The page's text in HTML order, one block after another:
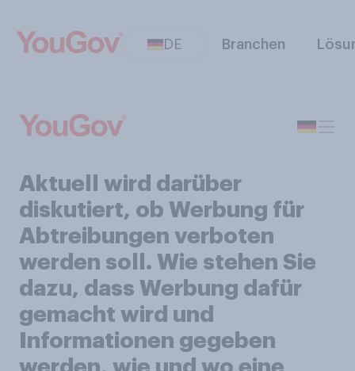
DE Branchen
Aktuell wird darüber
diskutiert, ob Werbung für
Abtreibungen verboten
werden soll. Wie stehen Sie
dazu, dass Werbung dafür
gemacht wird und
Informationen gegeben